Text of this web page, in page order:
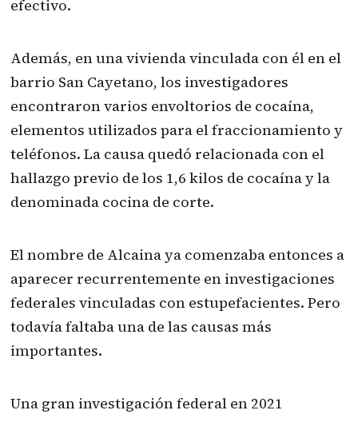
efectivo.
Además, en una vivienda vinculada con él en el
barrio San Cayetano, los investigadores
encontraron varios envoltorios de cocaína,
elementos utilizados para el fraccionamiento y
teléfonos. La causa quedó relacionada con el
hallazgo previo de los 1,6 kilos de cocaína y la
denominada cocina de corte.
El nombre de Alcaina ya comenzaba entonces a
aparecer recurrentemente en investigaciones
federales vinculadas con estupefacientes. Pero
todavía faltaba una de las causas más
importantes.
Una gran investigación federal en 2021